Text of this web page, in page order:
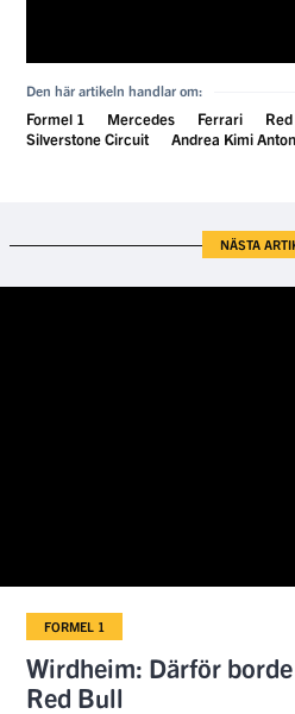
Den här artikeln handlar om:
Formel 1 Mercedes Ferrari
Silverstone Circuit
Andrea Kimi
NÄSTA
FORMEL 1
Wirdheim: Därför
Red Bull